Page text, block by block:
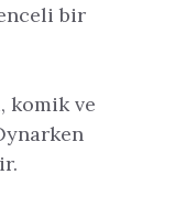
bir
komik ve